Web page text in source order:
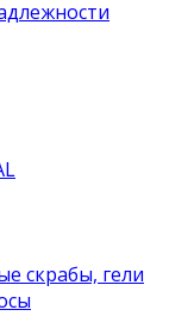
скрабы, гели